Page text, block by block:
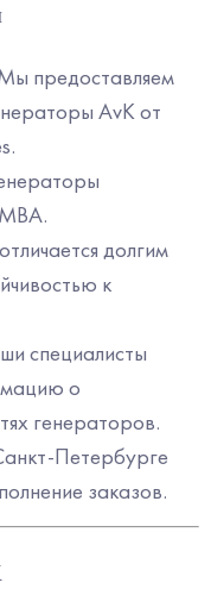
предоставляем
AvK от
долгим
к
специалисты
о
генераторов.
Петербурге
заказов.